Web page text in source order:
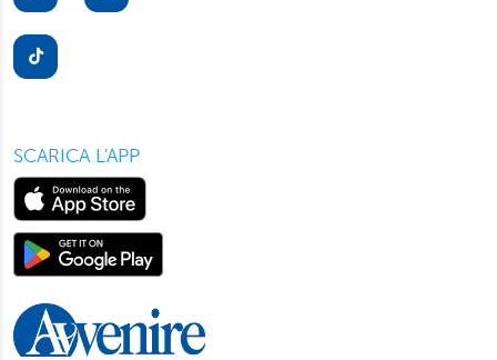
SCARICA L'APP